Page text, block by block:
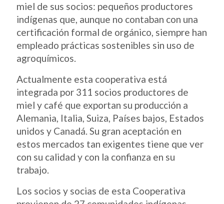
miel de sus socios: pequeños productores
indígenas que, aunque no contaban con una
certificación formal de orgánico, siempre han
empleado prácticas sostenibles sin uso de
agroquímicos.
Actualmente esta cooperativa está
integrada por 311 socios productores de
miel y café que exportan su producción a
Alemania, Italia, Suiza, Países bajos, Estados
unidos y Canadá. Su gran aceptación en
estos mercados tan exigentes tiene que ver
con su calidad y con la confianza en su
trabajo.
Los socios y socias de esta Cooperativa